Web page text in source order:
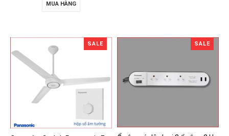
MUA HÀNG
SALE SALE